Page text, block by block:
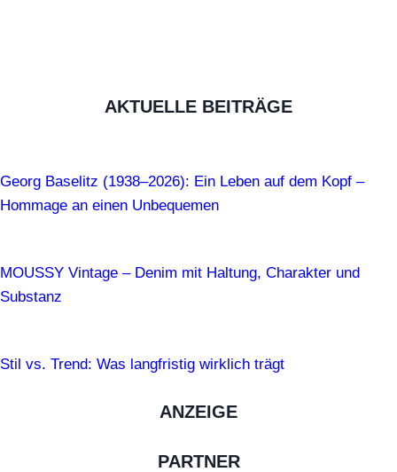
AKTUELLE BEITRÄGE
Georg Baselitz (1938–2026): Ein Leben auf dem Kopf –
Hommage an einen Unbequemen
MOUSSY Vintage – Denim mit Haltung, Charakter und
Substanz
Stil vs. Trend: Was langfristig wirklich trägt
ANZEIGE
PARTNER